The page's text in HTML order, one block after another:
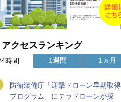
アクセスランキング
時間
防衛装備庁「迎撃ドローン早期取得
プログラム」にテラドローンが採
1週間 1ヵ月